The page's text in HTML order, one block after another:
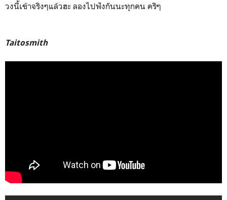
วงนี้เข้าจริงๆแล้วฮะ ลองไปฟังกันนะทุกคน คริๆ
Taitosmith